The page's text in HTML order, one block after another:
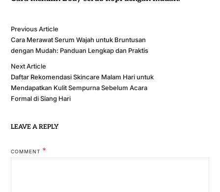
Previous Article
Cara Merawat Serum Wajah untuk Bruntusan
dengan Mudah: Panduan Lengkap dan Praktis
Next Article
Daftar Rekomendasi Skincare Malam Hari untuk
Mendapatkan Kulit Sempurna Sebelum Acara
Formal di Siang Hari
LEAVE A REPLY
COMMENT *